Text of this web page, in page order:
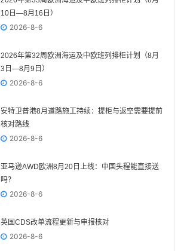
10日—8月16日）
2026-8-6
2026年第32周欧洲海运及中欧班列排柜计划（8月
3日—8月9日）
2026-8-6
安特卫普港8月道路施工持续：提柜与返空需要提前
核对路线
2026-8-6
亚马逊AWD欧洲8月20日上线：中国头程能直接送
吗？
2026-8-6
英国CDS改单流程更新与申报核对
2026-8-6